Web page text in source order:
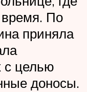
По
приняла
с целью
доносы.